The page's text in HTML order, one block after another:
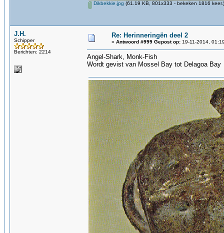
Dikbekkie.jpg (61.19 KB, 801x333 - bekeken 1816 keer.)
J.H.
Schipper
Berichten: 2214
Re: Herinneringën deel 2
« Antwoord #999 Gepost op: 19-11-2014,
Angel-Shark, Monk-Fish
Wordt gevist van Mossel Bay tot Delagoa Bay